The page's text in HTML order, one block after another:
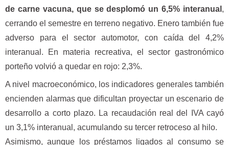
de carne vacuna, que se desplomó un 6,5% interanual ,
cerrando el semestre en terreno negativo. Enero también fue
adverso para el sector automotor, con caída del 4,2%
interanual. En materia recreativa, el sector gastronómico
porteño volvió a quedar en rojo: 2,3%.
A nivel macroeconómico, los indicadores generales también
encienden alarmas que dificultan proyectar un escenario de
desarrollo a corto plazo. La recaudación real del IVA cayó
un 3,1% interanual, acumulando su tercer retroceso al hilo.
Asimismo, aunque los préstamos ligados al consumo se